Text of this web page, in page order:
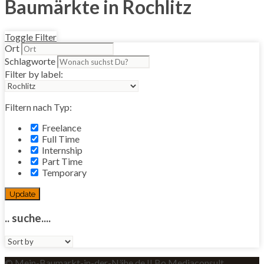
Baumärkte in Rochlitz
Toggle Filter
Ort
Schlagworte
Filter by label:
Filtern nach Typ:
Freelance
Full Time
Internship
Part Time
Temporary
Update
.. suche....
Sort